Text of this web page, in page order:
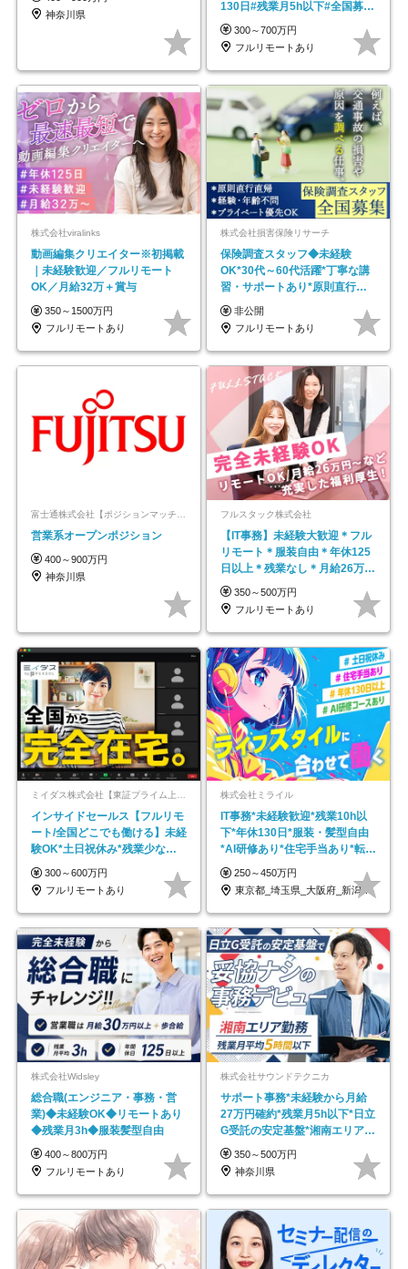
神奈川県
130日#残業月5h以下#全国募集
#最大1年の研修
300～700万円
フルリモートあり
株式会社viralinks
動画編集クリエイター※初掲載
｜未経験歓迎／フルリモート
OK／月給32万＋賞与
350～1500万円
フルリモートあり
株式会社損害保険リサーチ
保険調査スタッフ◆未経験
OK*30代～60代活躍*丁寧な講
習・サポートあり*原則直行直
帰／全国募集・業務委託
非公開
フルリモートあり
営業系オープンポジション
400～900万円
神奈川県
フルスタック株式会社
【IT事務】未経験大歓迎＊フル
リモート＊服装自由＊年休125
日以上＊残業なし＊月給26万円
以上
350～500万円
フルリモートあり
インサイドセールス【フルリモ
ート/全国どこでも働ける】未経
験OK*土日祝休み*残業少なめ*
在宅勤務手当あり
300～600万円
フルリモートあり
株式会社ミライル
IT事務*未経験歓迎*残業10h以
下*年休130日*服装・髪型自由
*AI研修あり*住宅手当あり*転勤
なし
250～450万円
東京都_埼玉県_大阪府_新潟県_福岡県
株式会社Widsley
総合職(エンジニア・事務・営
業)◆未経験OK◆リモートあり
◆残業月3h◆服装髪型自由
400～800万円
フルリモートあり
株式会社サウンドテクニカ
サポート事務*未経験から月給
27万円確約*残業月5h以下*日立
G受託の安定基盤*湘南エリア勤
務
350～500万円
神奈川県